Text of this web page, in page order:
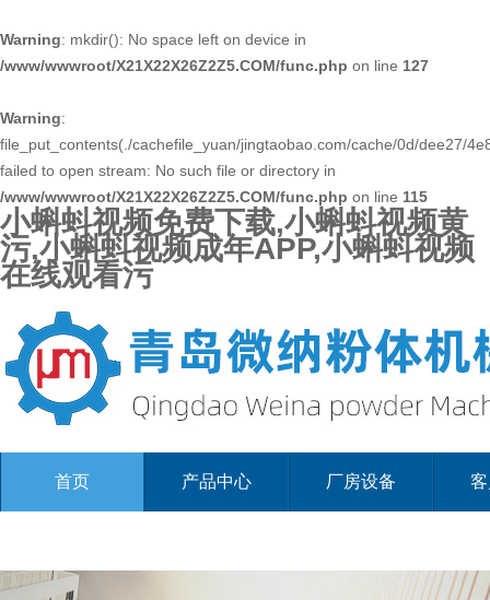
Warning: mkdir(): No space left on device in
/www/wwwroot/X21X22X26Z2Z5.COM/func.php on line 127
Warning:
file_put_contents(./cachefile_yuan/jingtaobao.com/cache/0d/dee27/
failed to open stream: No such file or directory in
/www/wwwroot/X21X22X26Z2Z5.COM/func.php on line 115
小蝌蚪视频免费下载,小蝌蚪视频黄
污,小蝌蚪视频成年APP,小蝌蚪视频
在线观看污
首页 产品中心 厂房设备